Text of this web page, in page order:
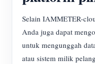
Selain IAMMETER-
Anda juga dapat
untuk mengunggah
atau sistem milik